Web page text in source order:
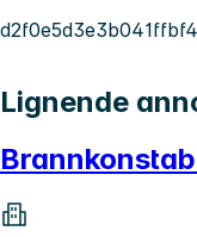
Lignende